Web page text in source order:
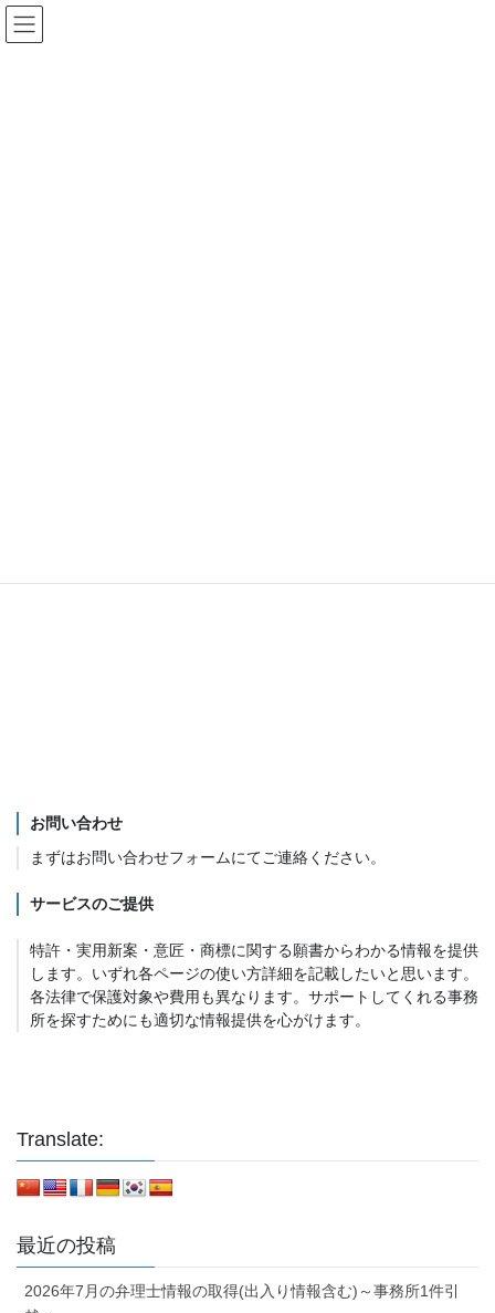
コ
ン
ナ
ビ
お問い合わせ
まずはお問い合わせフォームにてご連絡ください。
サービスのご提供
特許・実用新案・意匠・商標に関する願書からわかる情報を提供
します。いずれ各ページの使い方詳細を記載したいと思います。
各法律で保護対象や費用も異なります。サポートしてくれる事務
所を探すためにも適切な情報提供を心がけます。
Translate:
最近の投稿
2026年7月の弁理士情報の取得(出入り情報含む)～事務所1件引